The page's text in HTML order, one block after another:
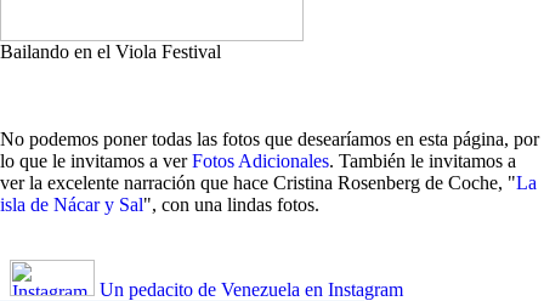
Bailando en el Viola Festival
No podemos poner todas las fotos que desearíamos en esta página, por
lo que le invitamos a verFotos Adicionales. También le invitamos a
ver la excelente narración que hace Cristina Rosenberg de Coche, "La
isla de Nácar y Sal", con una lindas fotos.
Un pedacito de Venezuela en Instagram